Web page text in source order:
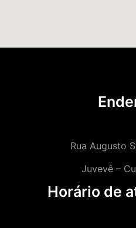
Rua Augusto
Juvevê –
Horário de